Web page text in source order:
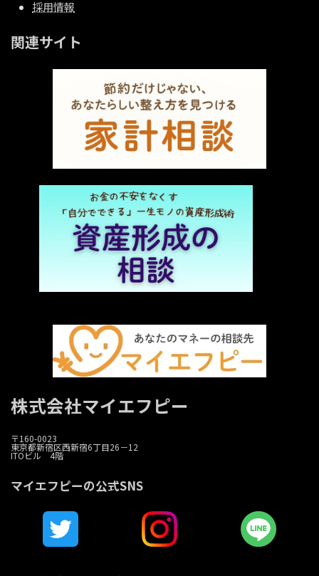
採用情報
関連サイト
株式会社マイエフピー
〒160-0023
東京都新宿区西新宿6丁目26－12
ITOビル 4階
マイエフピーの公式SNS